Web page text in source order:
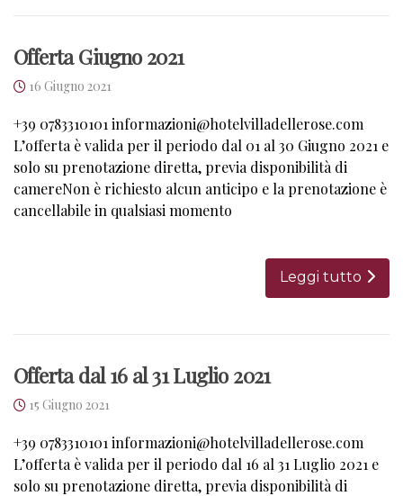
Offerta Giugno 2021
16 Giugno 2021
+39 0783310101 informazioni@hotelvilladellerose.com
L’offerta è valida per il periodo dal 01 al 30 Giugno 2021 e
solo su prenotazione diretta, previa disponibilità di
camereNon è richiesto alcun anticipo e la prenotazione è
cancellabile in qualsiasi momento
Leggi tutto
Offerta dal 16 al 31 Luglio 2021
15 Giugno 2021
+39 0783310101 informazioni@hotelvilladellerose.com
L’offerta è valida per il periodo dal 16 al 31 Luglio 2021 e
solo su prenotazione diretta, previa disponibilità di